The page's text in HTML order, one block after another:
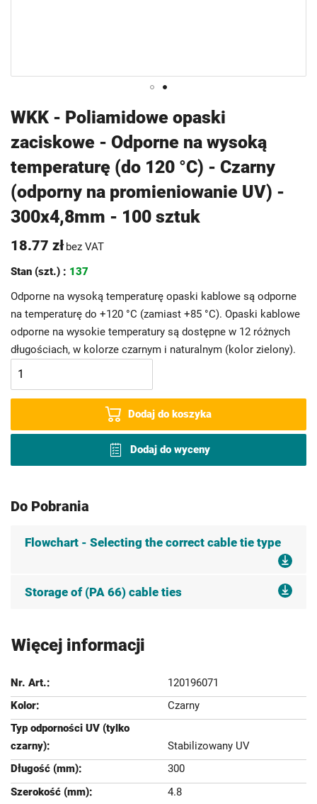
WKK - Poliamidowe opaski
zaciskowe - Odporne na wysoką
temperaturę (do 120 °C) - Czarny
(odporny na promieniowanie UV) -
300x4,8mm - 100 sztuk
18.77 zł bez VAT
Stan (szt.) : 137
Odporne na wysoką temperaturę opaski kablowe są odporne
na temperaturę do +120 °C (zamiast +85 °C). Opaski kablowe
odporne na wysokie temperatury są dostępne w 12 różnych
długościach, w kolorze czarnym i naturalnym (kolor zielony).
Dodaj do koszyka
Dodaj do wyceny
Do Pobrania
Flowchart - Selecting the correct cable tie type
Storage of (PA 66) cable ties
na
początek
galerii
Więcej informacji
120196071
Czarny
Stabilizowany UV
300
4.8